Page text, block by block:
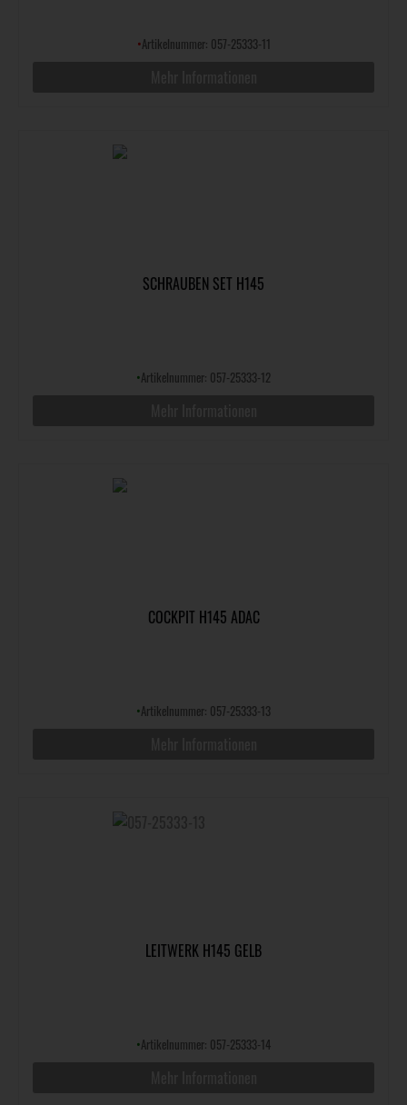
•Artikelnummer: 057-25333-11
SCHRAUBEN SET H145
•Artikelnummer: 057-25333-12
COCKPIT H145 ADAC
•Artikelnummer: 057-25333-13
LEITWERK H145 GELB
•Artikelnummer: 057-25333-14